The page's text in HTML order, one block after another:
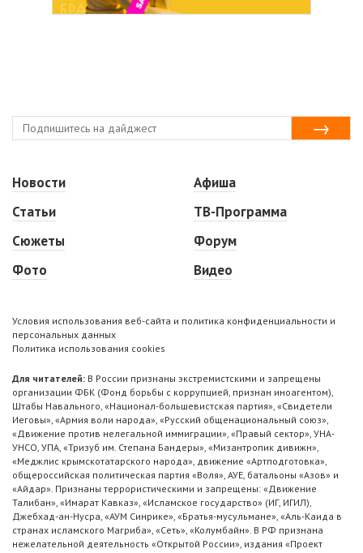
Новости
Статьи
Сюжеты
Фото
Афиша
ТВ-Программа
Форум
Видео
Условия использования веб-сайта и политика конфиденциальности и
персональных данных
Политика использования cookies
Для читателей: В России признаны экстремистскими и запрещены
организации ФБК (Фонд борьбы с коррупцией, признан иноагентом),
Штабы Навального, «Национал-большевистская партия», «Свидетели
Иеговы», «Армия воли народа», «Русский общенациональный союз»,
«Движение против нелегальной иммиграции», «Правый сектор», УНА-
УНСО, УПА, «Тризуб им. Степана Бандеры», «Мизантропик дивижн»,
«Меджлис крымскотатарского народа», движение «Артподготовка»,
общероссийская политическая партия «Воля», АУЕ, батальоны «Азов» и
«Айдар». Признаны террористическими и запрещены: «Движение
Талибан», «Имарат Кавказ», «Исламское государство» (ИГ, ИГИЛ),
Джебхад-ан-Нусра, «АУМ Синрике», «Братья-мусульмане», «Аль-Каида в
странах исламского Магриба», «Сеть», «Колумбайн». В РФ признана
нежелательной деятельность «Открытой России», издания «Проект